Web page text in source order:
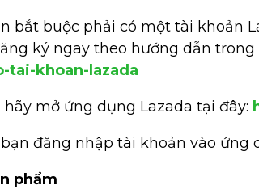
bắt buộc phải có một tài khoản
ký ngay theo hướng dẫn trong
tai-khoan-lazada
mở ứng dụng Lazada tại đây:
đăng nhập tài khoản vào ứng
phẩm